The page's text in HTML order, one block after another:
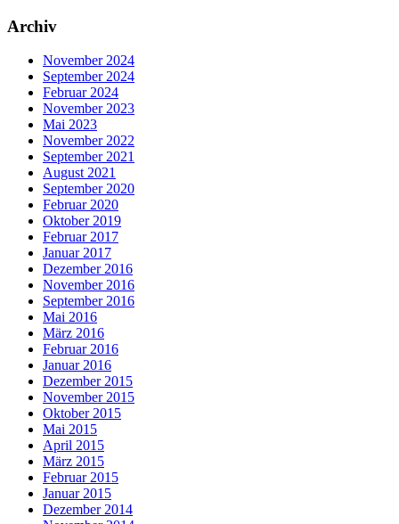
Archiv
November 2024
September 2024
Februar 2024
November 2023
Mai 2023
November 2022
September 2021
August 2021
September 2020
Februar 2020
Oktober 2019
Februar 2017
Januar 2017
Dezember 2016
November 2016
September 2016
Mai 2016
März 2016
Februar 2016
Januar 2016
Dezember 2015
November 2015
Oktober 2015
Mai 2015
April 2015
März 2015
Februar 2015
Januar 2015
Dezember 2014